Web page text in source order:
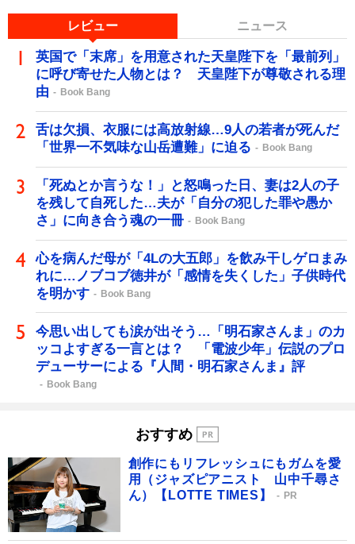
レビュー ニュース
英国で「末席」を用意された天皇陛下を「最前列」
に呼び寄せた人物とは？ 天皇陛下が尊敬される理
由
Book Bang
舌は欠損、衣服には高放射線…9人の若者が死んだ
「世界一不気味な山岳遭難」に迫る
Book Bang
「死ぬとか言うな！」と怒鳴った日、妻は2人の子
を残して自死した…夫が「自分の犯した罪や愚か
さ」に向き合う魂の一冊
Book Bang
心を病んだ母が「4Lの大五郎」を飲み干しゲロまみ
れに…ノブコブ徳井が「感情を失くした」子供時代
を明かす
Book Bang
今思い出しても涙が出そう…「明石家さんま」のカ
ッコよすぎる一言とは？ 「電波少年」伝説のプロ
デューサーによる『人間・明石家さんま』評
Book Bang
おすすめ
創作にもリフレッシュにもガムを愛
用（ジャズピアニスト 山中千尋さ
ん）【LOTTE TIMES】
PR